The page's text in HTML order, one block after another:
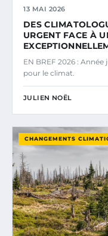
13 MAI 2026
DES
URGENT FACE À
EN BREF 2026 :
pour le climat.
JULIEN NOËL
CHANGEMENTS